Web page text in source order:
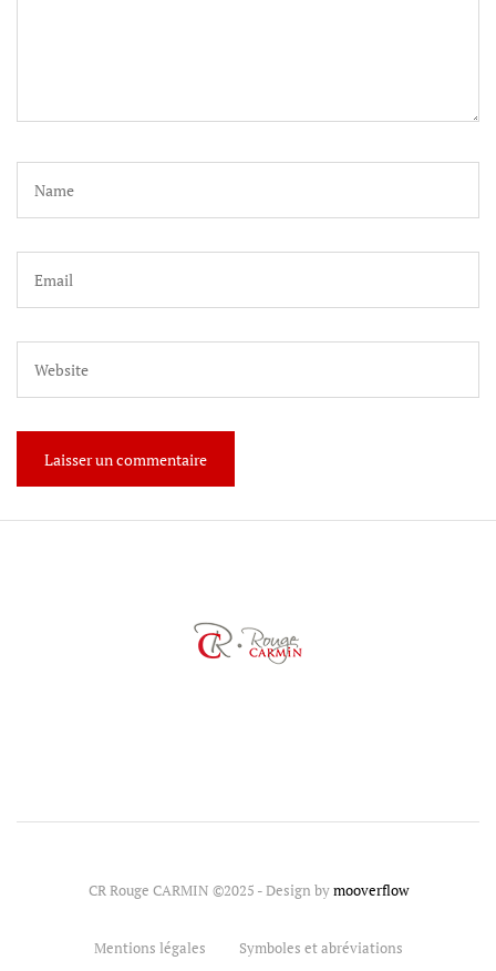
CR Rouge CARMIN ©2025 - Design bymooverflow
Mentions légales Symboles et abréviations